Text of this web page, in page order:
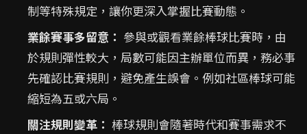
制等特殊規定，讓你更深入掌握比賽動態。
業餘賽事多留意： 參與或觀看業餘棒球比賽時，由
於規則彈性較大，局數可能因主辦單位而異，務必事
先確認比賽規則，避免產生誤會。例如社區棒球可能
縮短為五或六局。
關注規則變革： 棒球規則會隨著時代和賽事需求不